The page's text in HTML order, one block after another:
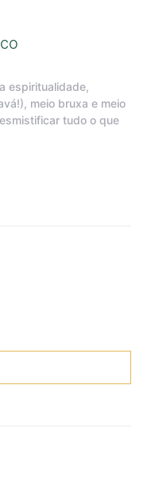
espiritualidade,
meio bruxa e meio
tudo o que